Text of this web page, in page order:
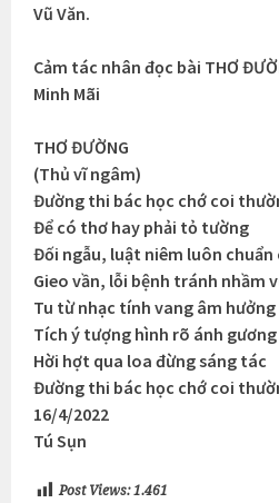
Vũ Văn.
Cảm tác nhân đọc bài THƠ
Minh Mãi
THƠ ĐƯỜNG
(Thủ vĩ ngâm)
Đường thi bác học chớ coi
Để có thơ hay phải tỏ tường
Đối ngẫu, luật niêm luôn chuẩn
Gieo vần, lỗi bệnh tránh nhầm
Tu từ nhạc tính vang âm hưởng
Tích ý tượng hình rõ ánh gương
Hời hợt qua loa đừng sáng tác
Đường thi bác học chớ coi
16/4/2022
Tú Sụn
Post Views: 1.461